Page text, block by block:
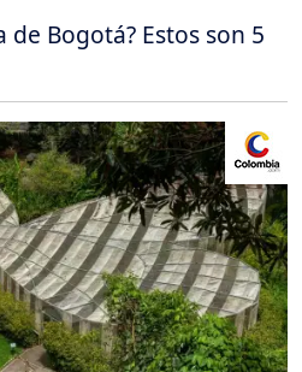
de Bogotá? Estos son 5